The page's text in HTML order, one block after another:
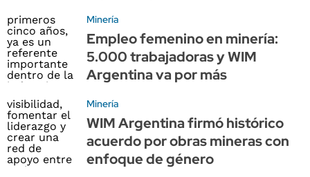
Minería
Empleo femenino en minería:
5.000 trabajadoras y WIM
Argentina va por más
Minería
WIM Argentina firmó histórico
acuerdo por obras mineras con
enfoque de género